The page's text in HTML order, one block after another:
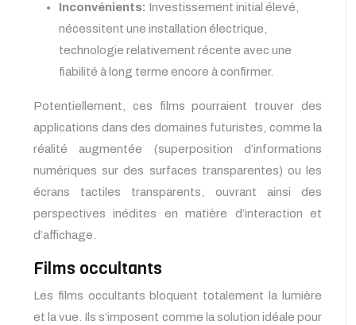
Inconvénients: Investissement initial élevé,
nécessitent une installation électrique,
technologie relativement récente avec une
fiabilité à long terme encore à confirmer.
Potentiellement, ces films pourraient trouver des
applications dans des domaines futuristes, comme la
réalité augmentée (superposition d’informations
numériques sur des surfaces transparentes) ou les
écrans tactiles transparents, ouvrant ainsi des
perspectives inédites en matière d’interaction et
d’affichage.
Films occultants
Les films occultants bloquent totalement la lumière
et la vue. Ils s’imposent comme la solution idéale pour